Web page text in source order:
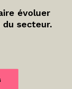
évoluer
secteur.